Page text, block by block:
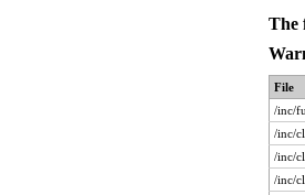
The
File
/inc/
/inc/
/inc/
/inc/